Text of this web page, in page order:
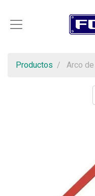
Productos Arco